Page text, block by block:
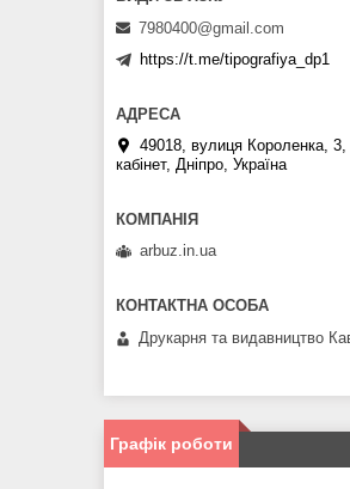
7980400@gmail.com
https://t.me/tipografiya_dp1
49018, вулиця Короленка, 3,
кабінет, Дніпро, Україна
arbuz.in.ua
Друкарня та видавництво
Графік роботи